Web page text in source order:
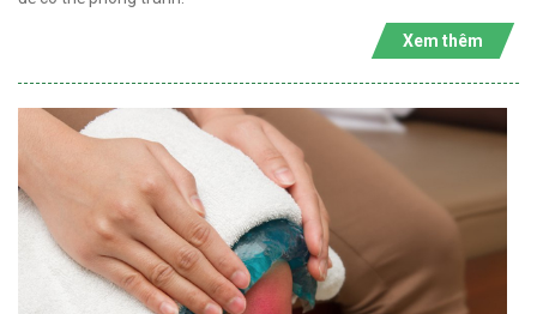
Xem thêm